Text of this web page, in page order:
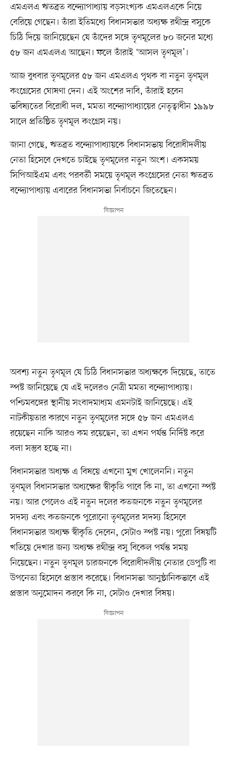
এমএলএ ঋতব্রত বন্দ্যোপাধ্যায় বড়সংখ্যক এমএলএকে নিয়ে
বেরিয়ে গেছেন। তাঁরা ইতিমধ্যে বিধানসভার অধ্যক্ষ রথীন্দ্র বসুকে
চিঠি দিয়ে জানিয়েছেন যে তাঁদের সঙ্গে তৃণমূলের ৮০ জনের মধ্যে
৫৮ জন এমএলএ আছেন। ফলে তাঁরাই ‘আসল তৃণমূল’।
আজ বুধবার তৃণমূলের ৫৮ জন এমএলএ পৃথক বা নতুন তৃণমূল
কংগ্রেসের ঘোষণা দেন। এই অংশের দাবি, তাঁরাই হবেন
ভবিষ্যতের বিরোধী দল, মমতা বন্দ্যোপাধ্যায়ের নেতৃত্বাধীন ১৯৯৮
সালে প্রতিষ্ঠিত তৃণমূল কংগ্রেস নয়।
জানা গেছে, ঋতব্রত বন্দ্যোপাধ্যায়কে বিধানসভায় বিরোধীদলীয়
নেতা হিসেবে দেখতে চাইছে তৃণমূলের নতুন অংশ। একসময়
সিপিআইএম এবং পরবর্তী সময়ে তৃণমূল কংগ্রেসের নেতা ঋতব্রত
বন্দ্যোপাধ্যায় এবারের বিধানসভা নির্বাচনে জিতেছেন।
অবশ্য নতুন তৃণমূল যে চিঠি বিধানসভার অধ্যক্ষকে দিয়েছে, তাতে
স্পষ্ট জানিয়েছে যে এই দলেরও নেত্রী মমতা বন্দ্যোপাধ্যায়।
পশ্চিমবঙ্গের স্থানীয় সংবাদমাধ্যম এমনটাই জানিয়েছে। এই
নাটকীয়তার কারণে নতুন তৃণমূলের সঙ্গে ৫৮ জন এমএলএ
রয়েছেন নাকি আরও কম রয়েছেন, তা এখন পর্যন্ত নির্দিষ্ট করে
বলা সম্ভব হচ্ছে না।
বিধানসভার অধ্যক্ষ এ বিষয়ে এখনো মুখ খোলেননি। নতুন
তৃণমূল বিধানসভার অধ্যক্ষের স্বীকৃতি পাবে কি না, তা এখনো স্পষ্ট
নয়। আর পেলেও এই নতুন দলের কতজনকে নতুন তৃণমূলের
সদস্য এবং কতজনকে পুরোনো তৃণমূলের সদস্য হিসেবে
বিধানসভার অধ্যক্ষ স্বীকৃতি দেবেন, সেটাও স্পষ্ট নয়। পুরো বিষয়টি
খতিয়ে দেখার জন্য অধ্যক্ষ রথীন্দ্র বসু বিকেল পর্যন্ত সময়
নিয়েছেন। নতুন তৃণমূল চারজনকে বিরোধীদলীয় নেতার ডেপুটি বা
উপনেতা হিসেবে প্রস্তাব করেছে। বিধানসভা আনুষ্ঠানিকভাবে এই
প্রস্তাব অনুমোদন করবে কি না, সেটাও দেখার বিষয়।